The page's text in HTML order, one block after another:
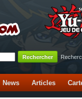
News Articles